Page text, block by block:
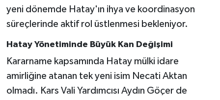
yeni dönemde Hatay'ın ihya ve koordinasyon
süreçlerinde aktif rol üstlenmesi bekleniyor.
Hatay Yönetiminde Büyük Kan Değişimi
Kararname kapsamında Hatay mülki idare
amirliğine atanan tek yeni isim Necati Aktan
olmadı. Kars Vali Yardımcısı Aydın Göçer de